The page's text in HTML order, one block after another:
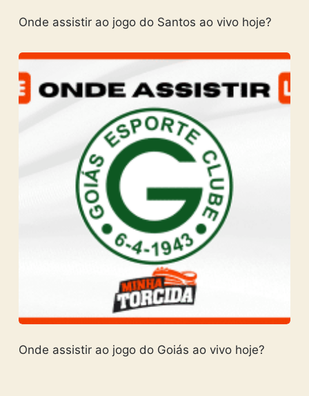
Onde assistir ao jogo do Santos ao vivo hoje?
Onde assistir ao jogo do Goiás ao vivo hoje?